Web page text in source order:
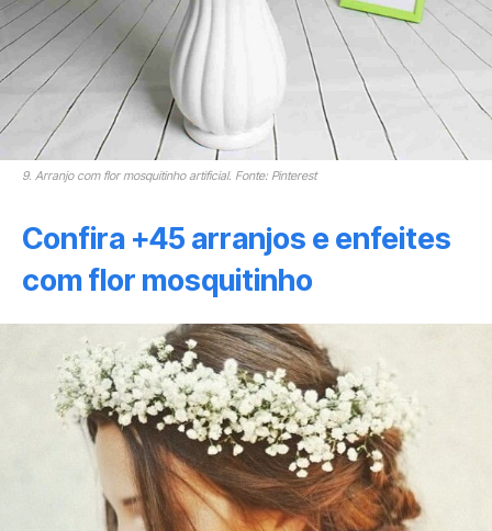
9. Arranjo com flor mosquitinho artificial. Fonte: Pinterest
Confira +45 arranjos e enfeites
com flor mosquitinho